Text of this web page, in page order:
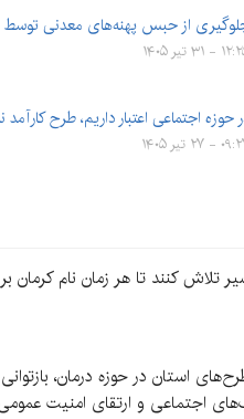
از حبس پهنه‌های معدنی توسط
۳۱ تیر ۱۴۰۵
حوزه اجتماعی اعتبار داریم، طرح کارآمد
۲۷ تیر ۱۴۰۵
کنند تا هر زمان نام کرمان
استان در حوزه درمان،
اجتماعی و ارتقای امنیت